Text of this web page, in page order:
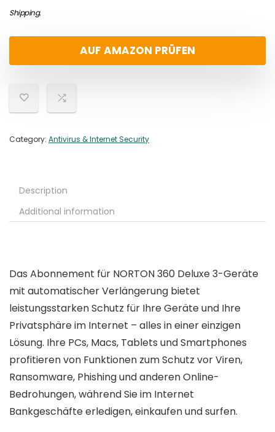
Shipping.
AUF AMAZON PRÜFEN
Category: Antivirus & Internet Security
Description
Additional information
Das Abonnement für NORTON 360 Deluxe 3-Geräte
mit automatischer Verlängerung bietet
leistungsstarken Schutz für Ihre Geräte und Ihre
Privatsphäre im Internet – alles in einer einzigen
Lösung. Ihre PCs, Macs, Tablets und Smartphones
profitieren von Funktionen zum Schutz vor Viren,
Ransomware, Phishing und anderen Online-
Bedrohungen, während Sie im Internet
Bankgeschäfte erledigen, einkaufen und surfen.